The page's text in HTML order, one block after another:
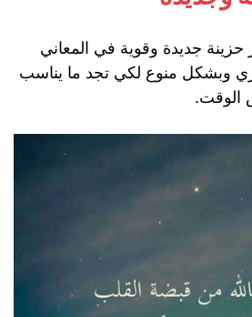
حزينة جديدة وقوية في المعاني
وبشكل منوع لكي تجد ما يناسب
الوقت.